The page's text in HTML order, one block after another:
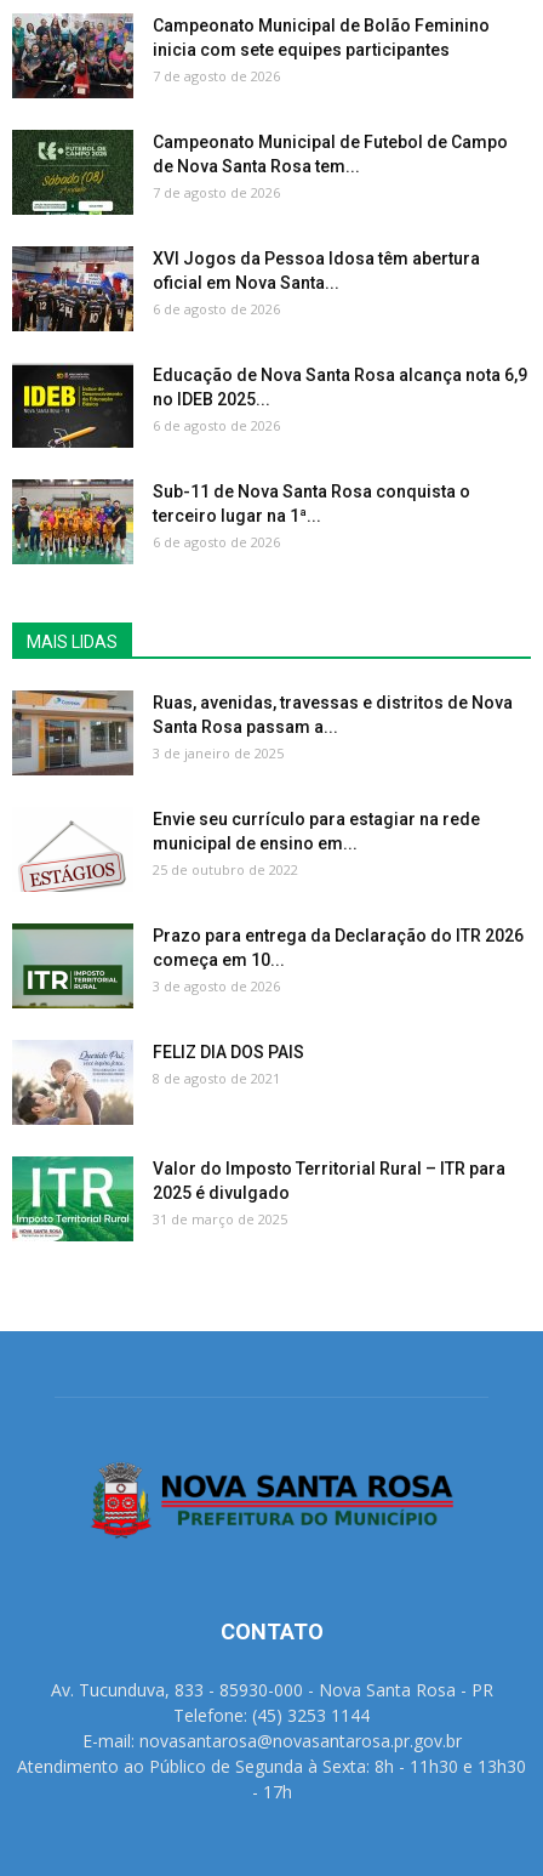
Campeonato Municipal de Bolão Feminino
inicia com sete equipes participantes
7 de agosto de 2026
Campeonato Municipal de Futebol de Campo
de Nova Santa Rosa tem...
7 de agosto de 2026
XVI Jogos da Pessoa Idosa têm abertura
oficial em Nova Santa...
6 de agosto de 2026
Educação de Nova Santa Rosa alcança nota 6,9
no IDEB 2025...
6 de agosto de 2026
Sub-11 de Nova Santa Rosa conquista o
terceiro lugar na 1ª...
6 de agosto de 2026
MAIS LIDAS
Ruas, avenidas, travessas e distritos de Nova
Santa Rosa passam a...
3 de janeiro de 2025
Envie seu currículo para estagiar na rede
municipal de ensino em...
25 de outubro de 2022
Prazo para entrega da Declaração do ITR 2026
começa em 10...
3 de agosto de 2026
FELIZ DIA DOS PAIS
8 de agosto de 2021
Valor do Imposto Territorial Rural – ITR para
2025 é divulgado
31 de março de 2025
CONTATO
Av. Tucunduva, 833 - 85930-000 - Nova Santa Rosa - PR
Telefone: (45) 3253 1144
E-mail: novasantarosa@novasantarosa.pr.gov.br
Atendimento ao Público de Segunda à Sexta: 8h - 11h30 e 13h30
- 17h